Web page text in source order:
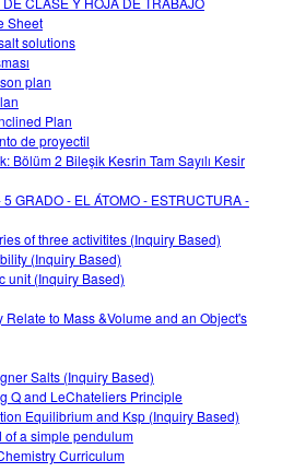
with PhET
Sheet
solutions
plan
Plan
de proyectil
Bölüm 2 Bileşik Kesrin Tam Sayılı Kesir
GRADO - EL ÁTOMO - ESTRUCTURA -
of three activitites (Inquiry Based)
(Inquiry Based)
unit (Inquiry Based)
to Mass &Volume and an Object's
Salts (Inquiry Based)
Q and LeChateliers Principle
Equilibrium and Ksp (Inquiry Based)
of a simple pendulum
Curriculum